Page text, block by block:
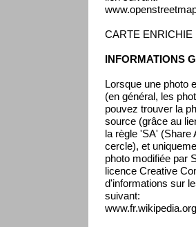
CARTE ENRICHIE
INFORMATIONS
Lorsque une photo
(en général, les
pouvez trouver la
source (grâce au
la règle 'SA'
cercle), et
photo modifiée par
licence Creative
d'informations sur
suivant: